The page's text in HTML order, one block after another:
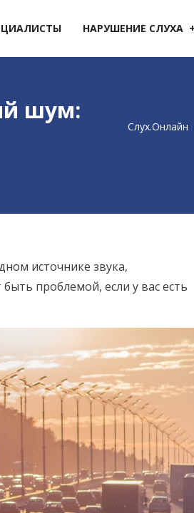
НАРУШЕНИЕ СЛУХА
шум:
Слух.Онлайн
источнике звука,
проблемой, если у вас есть